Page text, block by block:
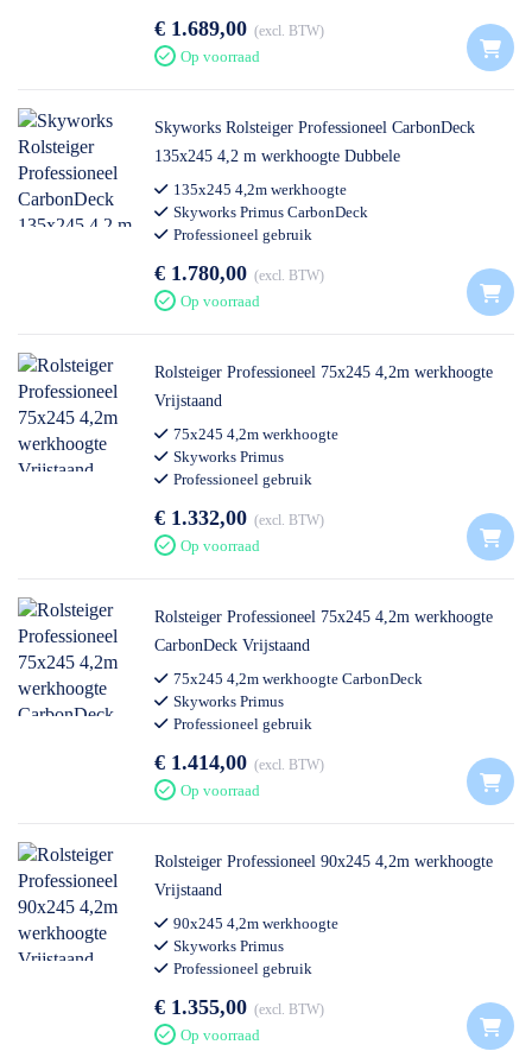
€ 1.689,00 excl. BTW
Op voorraad
Skyworks Rolsteiger Professioneel CarbonDeck
135x245 4,2 m werkhoogte Dubbele
Voorloopleuning
135x245 4,2m werkhoogte
Skyworks Primus CarbonDeck
Professioneel gebruik
€ 1.780,00 excl. BTW
Op voorraad
Rolsteiger Professioneel 75x245 4,2m werkhoogte
Vrijstaand
75x245 4,2m werkhoogte
Skyworks Primus
Professioneel gebruik
€ 1.332,00 excl. BTW
Op voorraad
Rolsteiger Professioneel 75x245 4,2m werkhoogte
CarbonDeck Vrijstaand
75x245 4,2m werkhoogte CarbonDeck
Skyworks Primus
Professioneel gebruik
€ 1.414,00 excl. BTW
Op voorraad
Rolsteiger Professioneel 90x245 4,2m werkhoogte
Vrijstaand
90x245 4,2m werkhoogte
Skyworks Primus
Professioneel gebruik
€ 1.355,00 excl. BTW
Op voorraad